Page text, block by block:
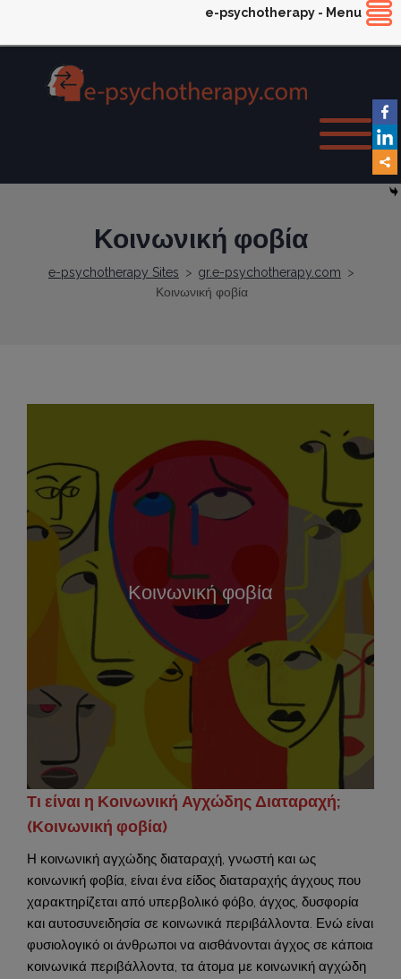
Κοινωνική φοβία
e-psychotherapy Sites > gr.e-psychotherapy.com >
Κοινωνική φοβία
Κοινωνική φοβία
Τι είναι η Κοινωνική Αγχώδης Διαταραχή;
(Κοινωνική φοβία)
Η κοινωνική αγχώδης διαταραχή, γνωστή και ως
κοινωνική φοβία, είναι ένα είδος διαταραχής άγχους που
χαρακτηρίζεται από υπερβολικό φόβο, άγχος, δυσφορία
και αυτοσυνειδησία σε κοινωνικά περιβάλλοντα. Ενώ είναι
φυσιολογικό οι άνθρωποι να αισθάνονται άγχος σε κάποια
κοινωνικά περιβάλλοντα, τα άτομα με κοινωνική αγχώδη
e-psychotherapy - Menu